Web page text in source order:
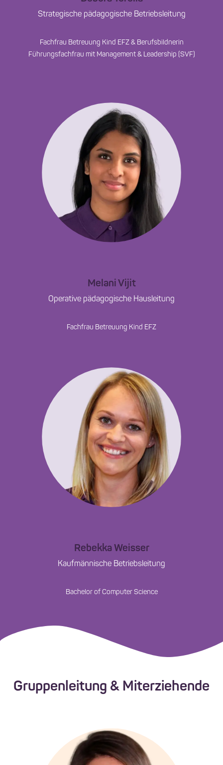
Strategische pädagogische Betriebsleitung
Fachfrau Betreuung Kind EFZ & Berufsbildnerin
Führungsfachfrau mit Management & Leadership (SVF)
Melani Vijit
Operative pädagogische Hausleitung
Fachfrau Betreuung Kind EFZ
Rebekka Weisser
Kaufmännische Betriebsleitung
Bachelor of Computer Science
Gruppenleitung & Miterziehende